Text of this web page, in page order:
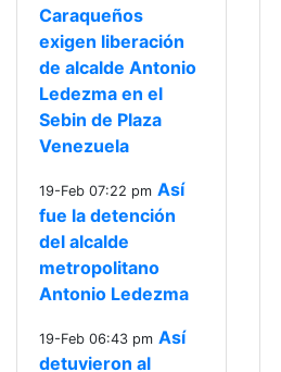
Caraqueños
exigen liberación
de alcalde Antonio
Ledezma en el
Sebin de Plaza
Venezuela
19-Feb 07:22 pm Así
fue la detención
del alcalde
metropolitano
Antonio Ledezma
19-Feb 06:43 pm Así
detuvieron al